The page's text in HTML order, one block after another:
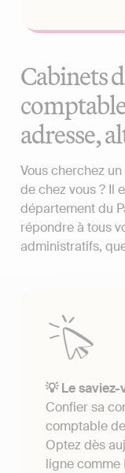
Cabinets
adresse,
Vous cherchez
de chez vous ? Il
département du
répondre à tous
administratifs,
💡 Le saviez-
Confier sa
comptable
Optez dès
ligne comme